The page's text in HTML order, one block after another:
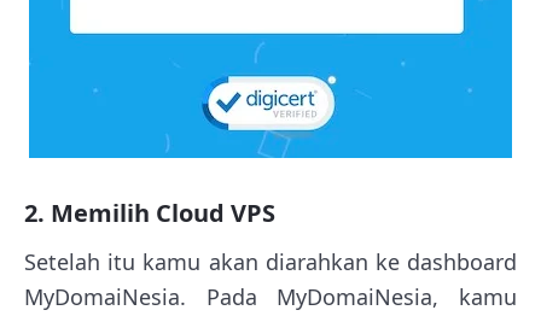
2. Memilih Cloud VPS
Setelah itu kamu akan diarahkan ke dashboard
MyDomaiNesia. Pada MyDomaiNesia, kamu